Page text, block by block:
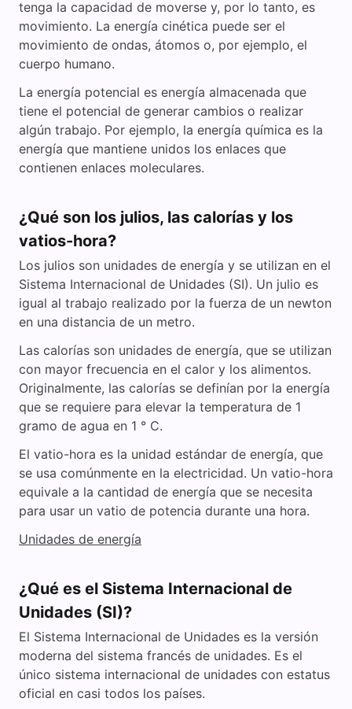
tenga la capacidad de moverse y, por lo tanto, es
movimiento. La energía cinética puede ser el
movimiento de ondas, átomos o, por ejemplo, el
cuerpo humano.
La energía potencial es energía almacenada que
tiene el potencial de generar cambios o realizar
algún trabajo. Por ejemplo, la energía química es la
energía que mantiene unidos los enlaces que
contienen enlaces moleculares.
¿Qué son los julios, las calorías y los
vatios-hora?
Los julios son unidades de energía y se utilizan en el
Sistema Internacional de Unidades (SI). Un julio es
igual al trabajo realizado por la fuerza de un newton
en una distancia de un metro.
Las calorías son unidades de energía, que se utilizan
con mayor frecuencia en el calor y los alimentos.
Originalmente, las calorías se definían por la energía
que se requiere para elevar la temperatura de 1
gramo de agua en 1 ° C.
El vatio-hora es la unidad estándar de energía, que
se usa comúnmente en la electricidad. Un vatio-hora
equivale a la cantidad de energía que se necesita
para usar un vatio de potencia durante una hora.
Unidades de energía
¿Qué es el Sistema Internacional de
Unidades (SI)?
El Sistema Internacional de Unidades es la versión
moderna del sistema francés de unidades. Es el
único sistema internacional de unidades con estatus
oficial en casi todos los países.